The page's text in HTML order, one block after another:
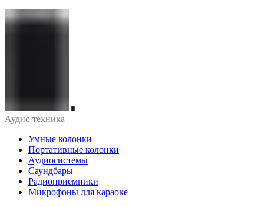
Аудио техника
Умные колонки
Портативные колонки
Аудиосистемы
Саундбары
Радиоприемники
Микрофоны для караоке